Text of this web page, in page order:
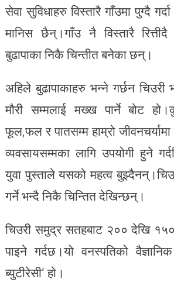
सेवा सुविधाहरु विस्तारै गाँउमा पुग्दै
मानिस छैन्।गाँउ नै विस्तारै रित्तीदै
बुढापाका निकै चिन्तीत बनेका छन्।
अहिले बुढापाकाहरु भन्ने गर्छन
मौरी सम्मलाई मख्ख पार्ने बोट
फूल,फल र पातसम्म हाम्रो
व्यवसायसम्मका लागि उपयोगी हुने
युवा पुस्ताले यसको महत्व
गर्ने भन्दै निकै चिन्तित देखिन्छन्।
चिउरी समुद्र सतहबाट २०० देखि
पाइने गर्दछ।यो वनस्पतिको
ब्युटीरेसी’ हो।